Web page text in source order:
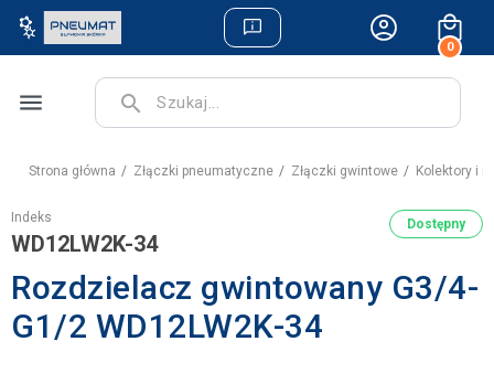
0
menu search
Strona główna Złączki pneumatyczne Złączki gwintowe Kolektory i
Indeks
WD12LW2K-34
Dostępny
Rozdzielacz gwintowany G3/4-
G1/2 WD12LW2K-34